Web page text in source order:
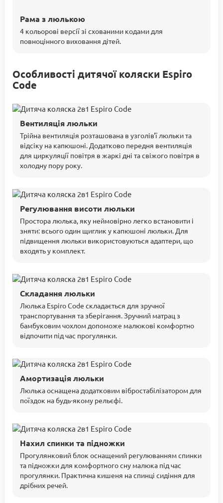
Рама з люлькою
4 кольорові версії зі схованими кодами для
повноцінного виховання дітей.
Особливості дитячої коляски Espiro
Code
Вентиляція люльки
Трійна вентиляція розташована в узголів'ї люльки та
відсіку на капюшоні. Додатково передня вентиляція
для циркуляції повітря в жаркі дні та свіжого повітря в
холодну пору року.
Регулювання висоти люльки
Простора люлька, яку неймовірно легко встановити і
зняти: всього один щиглик у капюшоні люльки. Для
підвищення люльки використовуються адаптери, що
входять у комплект.
Складання люльки
Люлька Espiro Code складається для зручної
транспортування та зберігання. Зручний матрац з
бамбуковим чохлом допоможе малюкові комфортно
відпочити під час прогулянки.
Амортизація люльки
Люлька оснащена додатковим вібростабілізатором для
поїздок на будь-якому рельєфі.
Нахил спинки та підножки
Прогулянковий блок оснащений регулюванням спинки
та підножки для комфортного сну малюка під час
прогулянки. Практична кишеня на спинці сидіння для
дрібних речей.